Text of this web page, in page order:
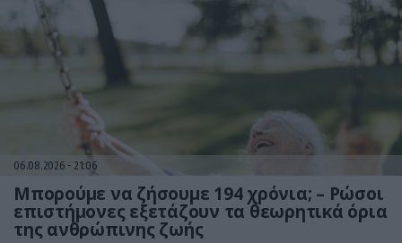
06.08.2026 21:06
Μπορούμε να ζήσουμε 194 χρόνια; – Ρώσοι
επιστήμονες εξετάζουν τα θεωρητικά όρια
της ανθρώπινης ζωής